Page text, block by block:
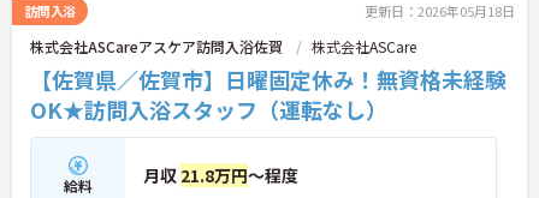
訪問入浴 更新日：2026年05月18日
株式会社ASCareアスケア訪問入浴佐賀 株式会社ASCare
【佐賀県／佐賀市】日曜固定休み！無資格未経験
OK★訪問入浴スタッフ（運転なし）
給料 月収 21.8万円～程度